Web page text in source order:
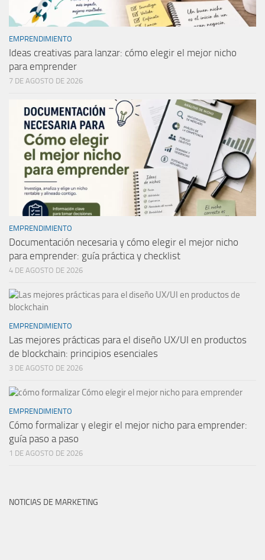
EMPRENDIMIENTO
Ideas creativas para lanzar: cómo elegir el mejor nicho
para emprender
7 DE AGOSTO DE 2026
EMPRENDIMIENTO
Documentación necesaria y cómo elegir el mejor nicho
para emprender: guía práctica y checklist
4 DE AGOSTO DE 2026
EMPRENDIMIENTO
Las mejores prácticas para el diseño UX/UI en productos
de blockchain: principios esenciales
3 DE AGOSTO DE 2026
EMPRENDIMIENTO
Cómo formalizar y elegir el mejor nicho para emprender:
guía paso a paso
1 DE AGOSTO DE 2026
NOTICIAS DE MARKETING